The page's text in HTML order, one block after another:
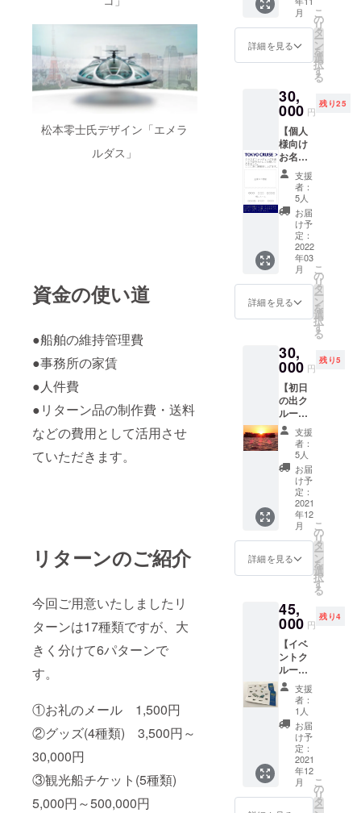
松本零士氏デザイン「エメラ
ルダス」
資金の使い道
●船舶の維持管理費
●事務所の家賃
●人件費
●リターン品の制作費・送料
などの費用として活用させ
ていただきます。
リターンのご紹介
今回ご用意いたしましたリ
ターンは17種類ですが、大
きく分けて6パターンで
す。
①お礼のメール 1,500円
②グッズ(4種類) 3,500円～
30,000円
③観光船チケット(5種類)
5,000円～500,000円
限定の
浅草
フィ
ギュア
界的造
形集
団・株
式会社
海洋堂
が細部
まで徹
底的に
こだ
わって
立体化
しまし
た。 ※
お礼の
メール
りいた
します
アドレ
スのご
登録を
お願い
いたし
ます。
しも可
能で
す。こ
れまで
ないブ
リッジ
にて記
念写真
もお撮
りいた
だけま
す。と
にかく
船が好
きとい
う水上
バス
ファン
の方に
お勧め
のプラ
船につ
いて ブ
リッジ
（操舵
室）は
ホタル
ナ・ヒ
ミコ・
エメラ
ルダス
のいず
れかと
なりま
す。 〇
ご利用
いて 整
備日に
め、船
の運航
はして
おりま
せん。
2021年
11月～
2022年
3月の下
記の日
程とな
りま
す。 ヒ
ミコ：
毎月第2
ている
制服
で、こ
れまで
一般公
開した
ないブ
リッジ
にて記
念写真
をお撮
りいた
だけま
す。乗
務員よ
り船の
ガイド
付き！
お写真
をお撮
りいた
だけま
すのは1
●船につ
いて ブ
リッジ
はホタ
ルナ・
ヒミ
コ・エ
メラル
ダスの
いずれ
かとな
りま
す。 ●
ご利用
日につ
いて 整
備日に
の運航
はして
おりま
せん。
2021年
11月～
2022年
3月の下
記の日
程とな
りま
す。 ヒ
ミコ：
毎月第2
火曜
月
詳細を見る
こ
の
リ
タ
ー
ン
を
選
択
す
る
30,
000 円
残り25
【個人
様向け
お名前
掲載】
このク
ラウド
ファン
ディン
グへご
協力い
ただい
た皆様
のお名
前を浅
草営業
所のモ
広告へ
掲載さ
せてい
ただき
ます。
●お名前
掲出場
所 浅草
営業所
のモニ
ター広
告へお
名前を
掲出さ
せてい
ただき
ます。
3月から
2022年
8月まで
の6か月
※お礼の
メール
もお送
りいた
します
ので、
メール
アドレ
スのご
登録を
お願い
いたし
支援
者：
5人
お届
け予
定：
2022
年03
月
詳細を見る
こ
の
リ
タ
ー
ン
を
選
択
す
る
30,
000 円
残り5
【初日
の出ク
ルー
ズ 確
約ペア
チケッ
ト】を
追加設
定致し
まし
た！皆
様のご
支援を
お待ち
してお
りま
月1日の
早朝に
運航さ
れる初
日の出
クルー
ズの確
約ペア
チケッ
トをお
送りい
たしま
す。 浅
草また
は日の
出桟橋
支援
者：
5人
お届
け予
定：
2021
年12
月
詳細を見る
こ
の
リ
タ
ー
ン
を
選
択
す
る
45,
000 円
残り4
【イベ
ントク
ルーズ
（初日
の出ク
ルー
ズ・夜
桜ナイ
トク
ルー
ズ）の
確約ペ
アチ
支援
者：
1人
お届
け予
定：
2021
年12
月
こ
の
リ
タ
ー